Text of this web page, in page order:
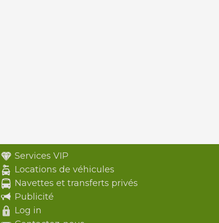
Services VIP
Locations de véhicules
Navettes et transferts privés
Publicité
Log in